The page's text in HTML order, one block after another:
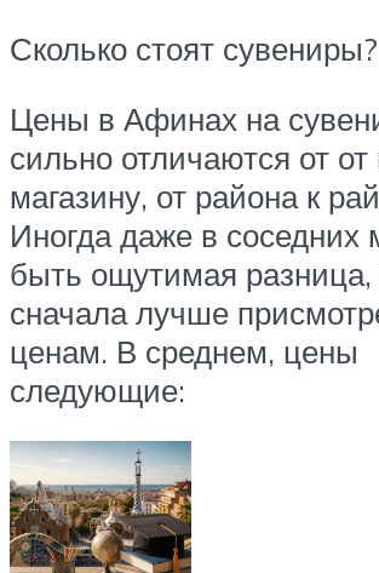
Сколько стоят сувениры?
Цены в Афинах на
сильно отличаются от от
магазину, от района к
Иногда даже в соседних
быть ощутимая разница,
сначала лучше
ценам. В среднем, цены
следующие: